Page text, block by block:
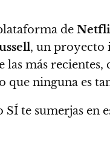
de
, un proyecto
las más recientes,
que ninguna es
te sumerjas en